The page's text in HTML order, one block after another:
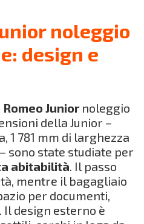
noleggio
design e
Juniornoleggio
della Junior –
1 781 mm di larghezza
sono state studiate per
abitabilità. Il passo
mentre il bagagliaio
per documenti,
design esterno è